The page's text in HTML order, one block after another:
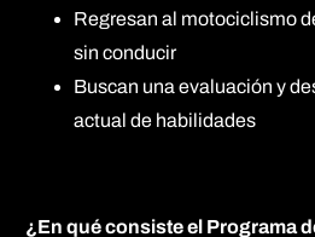
Regresan al motociclismo
sin conducir
Buscan una evaluación y
actual de habilidades
¿En qué consiste el Programa